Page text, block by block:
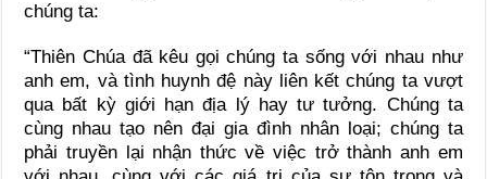
chúng ta:
“Thiên Chúa đã kêu gọi chúng ta sống với nhau như
anh em, và tình huynh đệ này liên kết chúng ta vượt
qua bất kỳ giới hạn địa lý hay tư tưởng. Chúng ta
cùng nhau tạo nên đại gia đình nhân loại; chúng ta
phải truyền lại nhận thức về việc trở thành anh em